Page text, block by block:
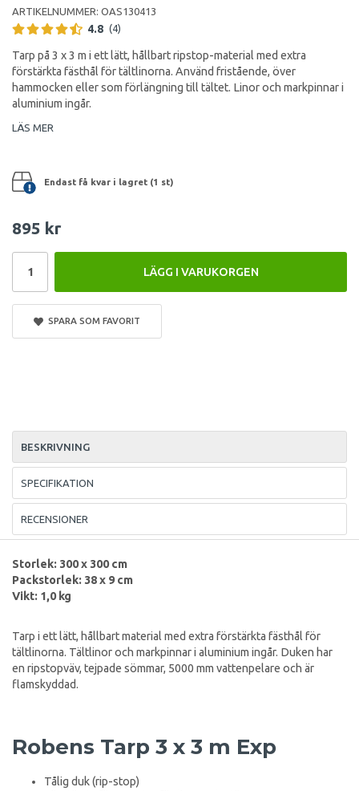
ARTIKELNUMMER: OAS130413
4.8 (4)
Tarp på 3 x 3 m i ett lätt, hållbart ripstop-material med extra
förstärkta fästhål för tältlinorna. Använd fristående, över
hammocken eller som förlängning till tältet. Linor och markpinnar i
aluminium ingår.
LÄS MER
Endast få kvar i lagret (1 st)
895 kr
LÄGG I VARUKORGEN
SPARA SOM FAVORIT
BESKRIVNING
SPECIFIKATION
RECENSIONER
Storlek: 300 x 300 cm
Packstorlek: 38 x 9 cm
Vikt: 1,0 kg
Tarp i ett lätt, hållbart material med extra förstärkta fästhål för
tältlinorna. Tältlinor och markpinnar i aluminium ingår. Duken har
en ripstopväv, tejpade sömmar, 5000 mm vattenpelare och är
flamskyddad.
Robens Tarp 3 x 3 m Exp
Tålig duk (rip-stop)